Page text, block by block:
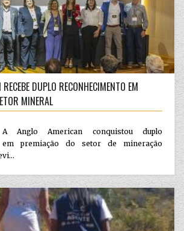
DUPLO RECONHECIMENTO EM
MINERAL
Anglo American conquistou duplo
em premiação do setor de mineração